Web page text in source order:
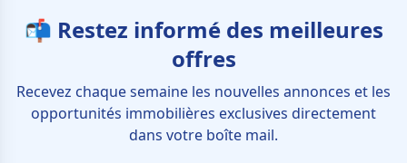
📬 Restez informé des meilleures
offres
Recevez chaque semaine les nouvelles annonces et les
opportunités immobilières exclusives directement
dans votre boîte mail.